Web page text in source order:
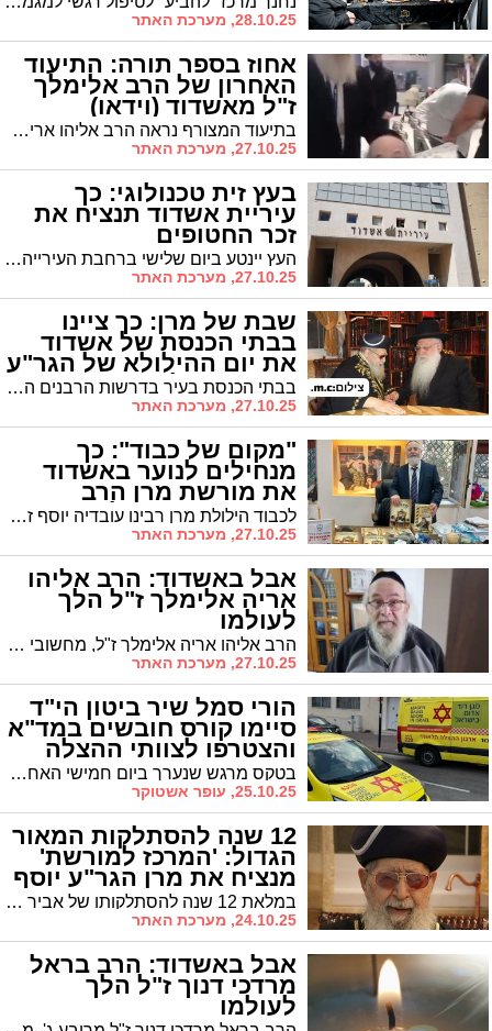
28.10.25, מערכת האתר
אחוז בספר תורה: התיעוד
האחרון של הרב אלימלך
ז"ל מאשדוד (וידאו)
בתיעוד המצורף נראה הרב אליהו אריה (ליאון) אלימלך ז"ל בשמחת תורה האחרון בבית החולים אסותא כשהוא אחוז בספר תורה ומובל בידיו האמונות של השליח המסור הרב שניאור גודמן
27.10.25, מערכת האתר
בעץ זית טכנולוגי: כך
עיריית אשדוד תנציח את
זכר החטופים
העץ יינטע ביום שלישי ברחבת העירייה ויכיל קוד סריקה שיאפשר לקרוא את סיפוריהם של 251 החטופים. ראש העיר לסרי: "שורשי עץ הזית מחברים אותנו לארץ ישראל ולאמירה ברורה - אף אחד לא ינצח אותנו". הטקס יתקיים בהשתתפות נציגת מטה המשפחות
27.10.25, מערכת האתר
שבת של מרן: כך ציינו
בבתי הכנסת של אשדוד
את יום ההילולא של הגר"ע
יוסף זצוק"ל (וידאו) בבתי הכנסת בעיר בדרשות הרבנים הזכירו מדבריו של מרן רבינו עובדיה יוסף זצוק"ל. בכולל "זוהר השלום" ערכו סדר לימוד בליל שבת מספריו של בעל ההילולא. מי ערך את האשכבה למרן בעליית שישי?
27.10.25, מערכת האתר
"מקום של כבוד": כך
מנחילים לנוער באשדוד
את מורשת מרן הרב
עובדיה יוסף זצ"ל לכבוד הילולת מרן רבינו עובדיה יוסף זצוק"ל, המעצה הדתית חילקה את הספר "הסיפורים של מרן" ו"מעדני המלך" חינוך ילדים לילדי התלמודי תורה המשתתפים במבצע לע"נ מרן זצוק"ל
27.10.25, מערכת האתר
אבל באשדוד: הרב אליהו
אריה אלימלך ז"ל הלך
לעולמו
הרב אליהו אריה אלימלך ז"ל, מחשובי תושבי רובע ג' באשדוד, נפטר הבוקר לאחר הידרדרות במצבו הרפואי. הלווייתו תתקיים היום בשעה 16:00. המנוח לא השאיר צאצאים - ידידיו מבקשים ללמוד לעילוי נשמתו
27.10.25, מערכת האתר
הורי סמל שיר ביטון הי"ד
סיימו קורס חובשים במד"א
והצטרפו לצוותי ההצלה
באשדוד בטקס מרגש שנערך ביום חמישי האחרון במרחב לכיש של מגן דוד אדום, הצטרפו 28 חובשים חדשים לשורות הארגון לאחר שסיימו את "קורס שיר" – קורס המוקדש להנצחתה של סמל שיר ביטון הי"ד
25.10.25, עופר אשטוקר
12 שנה להסתלקות המאור
הגדול: 'המרכז למורשת'
מנציח את מרן הגר"ע יוסף
זיע"א במלאת 12 שנה להסתלקותו של אביר הרועים, מגדולי הדורות האחרונים מרן רבינו עובדיה יוסף זצוק"ל, מורה דרכה הרוחנית של יהדות ספרד המעטירה, בעל ה'יביע אומר' ו'חזון עובדיה' ונשיא מועצת חכמי התורה - 'המרכז למורשת' בראשות מ"מ ראש העיר ויו"ר שס הרב אבי אמסלם יוצא בשורת מיזמי הנצחה לזכרו הגדול
24.10.25, מערכת האתר
אבל באשדוד: הרב בראל
מרדכי דנוך ז"ל הלך
לעולמו